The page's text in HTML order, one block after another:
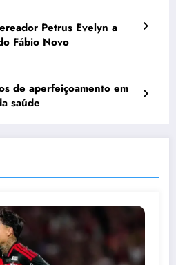
Petrus Evelyn a
Fábio Novo
de aperfeiçoamento em
saúde